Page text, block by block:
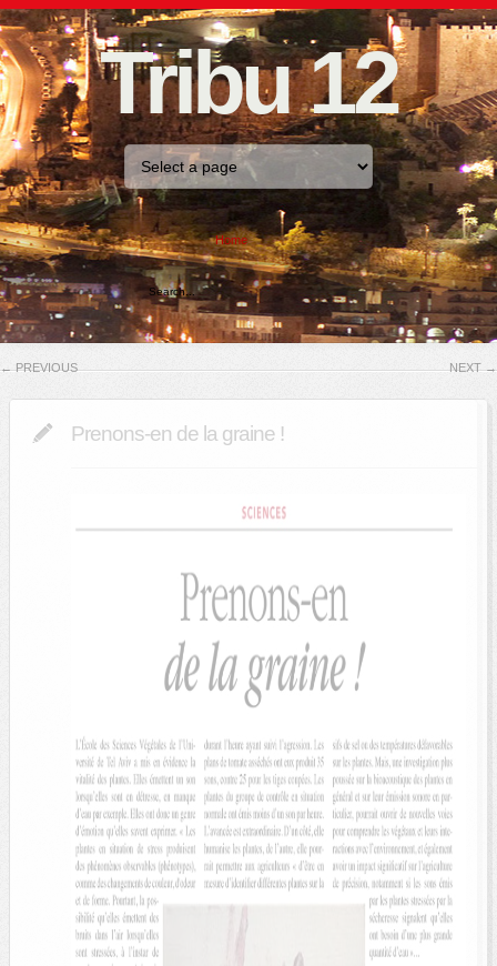
Tribu 12
Home
← PREVIOUS NEXT →
Prenons-en de la graine !